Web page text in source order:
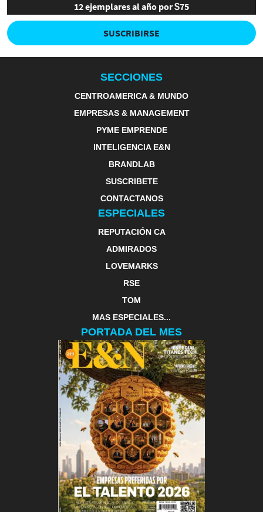
12 ejemplares al año por $75
SUSCRIBIRSE
SECCIONES
CENTROAMERICA & MUNDO
EMPRESAS & MANAGEMENT
PYME EMPRENDE
INTELIGENCIA E&N
BRANDLAB
SUSCRIBETE
CONTACTANOS
ESPECIALES
REPUTACIÓN CA
ADMIRADOS
LOVEMARKS
RSE
TOM
MAS ESPECIALES...
PORTADA DEL MES